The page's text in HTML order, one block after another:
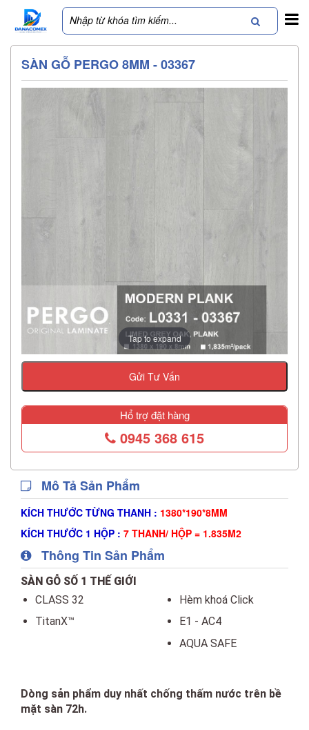
SÀN GỖ PERGO 8MM - 03367
Tap to expand
Gửi Tư Vấn
Hổ trợ đặt hàng
0945 368 615
Mô Tả Sản Phẩm
KÍCH THƯỚC TỪNG THANH : 1380*190*8MM
KÍCH THƯỚC 1 HỘP : 7 THANH/ HỘP = 1.835M2
Thông Tin Sản Phẩm
SÀN GỖ SỐ 1 THẾ GIỚI
CLASS 32
TitanX™
Hèm khoá Click
E1 - AC4
AQUA SAFE
Dòng sản phẩm duy nhất chống thấm nước trên bề
mặt sàn 72h.